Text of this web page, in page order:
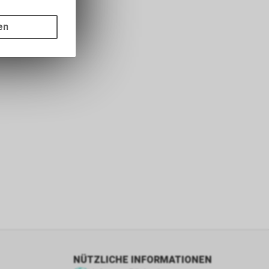
NÜTZLICHE INFORMATIONEN
wie die
die
zu